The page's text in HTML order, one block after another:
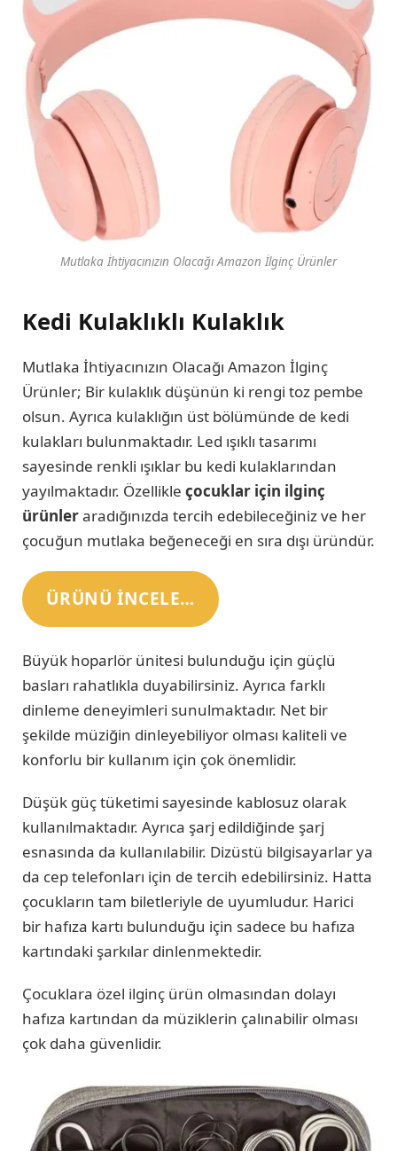
Mutlaka İhtiyacınızın Olacağı Amazon İlginç Ürünler
Kedi Kulaklıklı Kulaklık
Mutlaka İhtiyacınızın Olacağı Amazon İlginç
Ürünler; Bir kulaklık düşünün ki rengi toz pembe
olsun. Ayrıca kulaklığın üst bölümünde de kedi
kulakları bulunmaktadır. Led ışıklı tasarımı
sayesinde renkli ışıklar bu kedi kulaklarından
yayılmaktadır. Özellikle çocuklar için ilginç
ürünleraradığınızda tercih edebileceğiniz ve her
çocuğun mutlaka beğeneceği en sıra dışı üründür.
ÜRÜNÜ INCELE…
Büyük hoparlör ünitesi bulunduğu için güçlü
basları rahatlıkla duyabilirsiniz. Ayrıca farklı
dinleme deneyimleri sunulmaktadır. Net bir
şekilde müziğin dinleyebiliyor olması kaliteli ve
konforlu bir kullanım için çok önemlidir.
Düşük güç tüketimi sayesinde kablosuz olarak
kullanılmaktadır. Ayrıca şarj edildiğinde şarj
esnasında da kullanılabilir. Dizüstü bilgisayarlar ya
da cep telefonları için de tercih edebilirsiniz. Hatta
çocukların tam biletleriyle de uyumludur. Harici
bir hafıza kartı bulunduğu için sadece bu hafıza
kartındaki şarkılar dinlenmektedir.
Çocuklara özel ilginç ürün olmasından dolayı
hafıza kartından da müziklerin çalınabilir olması
çok daha güvenlidir.